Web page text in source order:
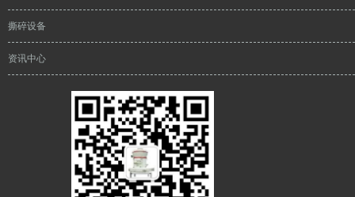
撕碎设备
资讯中心